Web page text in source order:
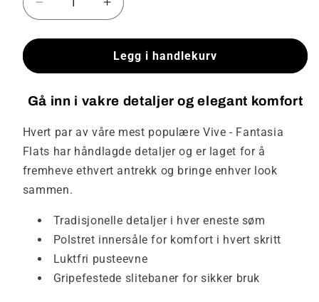
antallet
for
-
Flats
Øk
antallet
for
Vive
-
Flats
Legg i handlekurv
Gå inn i vakre detaljer og elegant komfort
Hvert par av våre mest populære Vive - Fantasia
Flats har håndlagde detaljer og er laget for å
fremheve ethvert antrekk og bringe enhver look
sammen.
Tradisjonelle detaljer i hver eneste søm
Polstret innersåle for komfort i hvert skritt
Luktfri pusteevne
Gripefestede slitebaner for sikker bruk